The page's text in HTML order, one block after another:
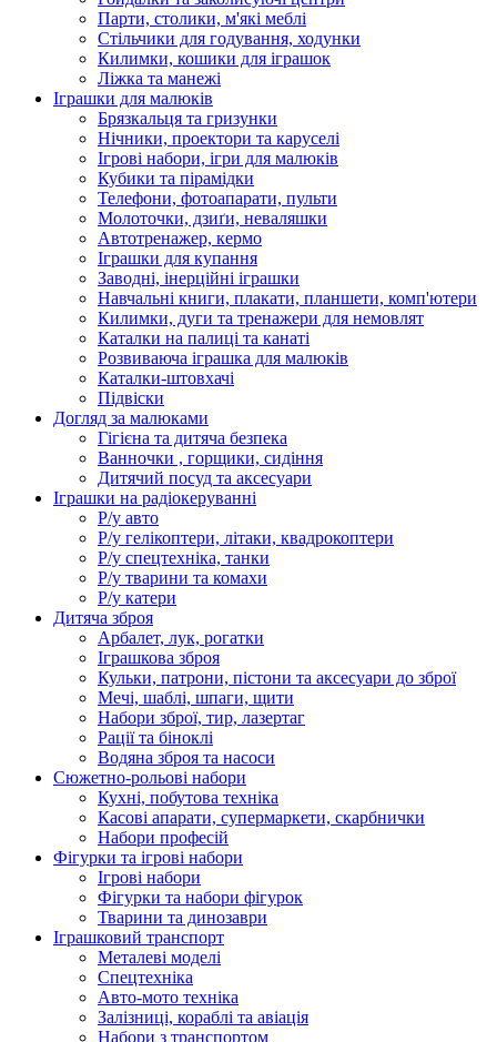
Парти, столики, м'які меблі
Стільчики для годування, ходунки
Килимки, кошики для іграшок
Ліжка та манежі
Іграшки для малюків
Брязкальця та гризунки
Нічники, проектори та каруселі
Ігрові набори, ігри для малюків
Кубики та пірамідки
Телефони, фотоапарати, пульти
Молоточки, дзиґи, неваляшки
Автотренажер, кермо
Іграшки для купання
Заводні, інерційні іграшки
Навчальні книги, плакати, планшети, комп'ютери
Килимки, дуги та тренажери для немовлят
Каталки на палиці та канаті
Розвиваюча іграшка для малюків
Каталки-штовхачі
Підвіски
Догляд за малюками
Гігієна та дитяча безпека
Ванночки , горщики, сидіння
Дитячий посуд та аксесуари
Іграшки на радіокеруванні
Р/у авто
Р/у гелікоптери, літаки, квадрокоптери
Р/у спецтехніка, танки
Р/у тварини та комахи
Р/у катери
Дитяча зброя
Арбалет, лук, рогатки
Іграшкова зброя
Кульки, патрони, пістони та аксесуари до зброї
Мечі, шаблі, шпаги, щити
Набори зброї, тир, лазертаг
Рації та біноклі
Водяна зброя та насоси
Сюжетно-рольові набори
Кухні, побутова техніка
Касові апарати, супермаркети, скарбнички
Набори професій
Фігурки та ігрові набори
Ігрові набори
Фігурки та набори фігурок
Тварини та динозаври
Іграшковий транспорт
Металеві моделі
Спецтехніка
Авто-мото техніка
Залізниці, кораблі та авіація
Набори з транспортом